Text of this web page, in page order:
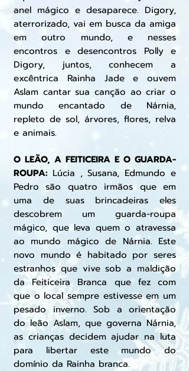
anel mágico e desaparece. Digory,
aterrorizado, vai em busca da amiga
em outro mundo, e nesses
encontros e desencontros Polly e
Digory, juntos, conhecem a
excêntrica Rainha Jade e ouvem
Aslam cantar sua canção ao criar o
mundo encantado de Nárnia,
repleto de sol, árvores, flores, relva
e animais.
O LEÃO, A FEITICEIRA E O GUARDA-
ROUPA: Lúcia , Susana, Edmundo e
Pedro são quatro irmãos que em
uma de suas brincadeiras eles
descobrem um guarda-roupa
mágico, que leva quem o atravessa
ao mundo mágico de Nárnia. Este
novo mundo é habitado por seres
estranhos que vive sob a maldição
da Feiticeira Branca que fez com
que o local sempre estivesse em um
pesado inverno. Sob a orientação
do leão Aslam, que governa Nárnia,
as crianças decidem ajudar na luta
para libertar este mundo do
domínio da Rainha branca.